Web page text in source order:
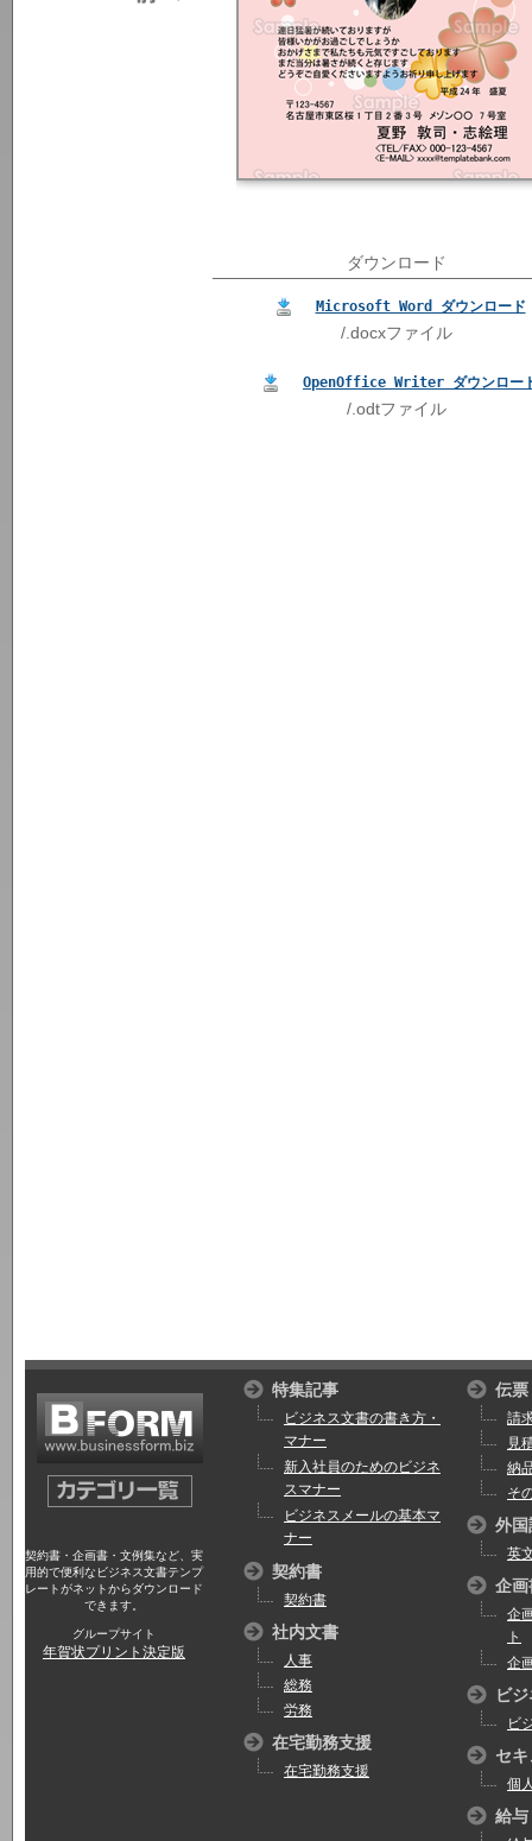
ダウンロード
Microsoft Word ダウンロード
/.docxファイル
OpenOffice Writer ダウンロー
/.odtファイル
契約書・企画書・文例集など、実
用的で便利なビジネス文書テンプ
レートがネットからダウンロード
できます。
グループサイト
年賀状プリント決定版
特集記事
ビジネス文書の書き方・
マナー
新入社員のためのビジネ
スマナー
ビジネスメールの基本マ
ナー
契約書
契約書
社内文書
人事
総務
労務
在宅勤務支援
在宅勤務支援
伝票
請
見
納
そ
外国
英
企画
企
ト
企
ビ
ビ
セ
個
給与